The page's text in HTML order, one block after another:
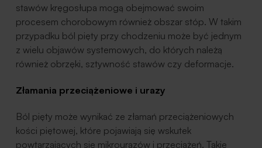
stawów kręgosłupa mogą obejmować swoim
procesem chorobowym również obszar stóp. W takim
przypadku ból pięty przy chodzeniu może być jednym
z wielu objawów systemowych, do których należą
również obrzęki, sztywność stawów czy deformacje.
Złamania przeciążeniowe i urazy
Ból pięty może wynikać ze złamań przeciążeniowych
kości piętowej, które pojawiają się wskutek
powtarzających się mikrourazów i przeciążeń. Takie